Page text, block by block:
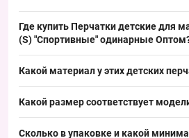
Где купить Перчатки детские для
(S) "Спортивные" одинарные
"Спортивные" одинарные Оптом можно
размеру S; подходит для быстрого
Какой материал у этих детских
акрил с эластаном, однослойная
Какой размер соответствует
Сколько в упаковке и какой